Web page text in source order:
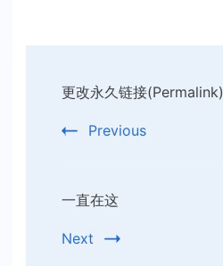
Navigation
更改永久链接(Permalink)
Previous
一直在这
Next